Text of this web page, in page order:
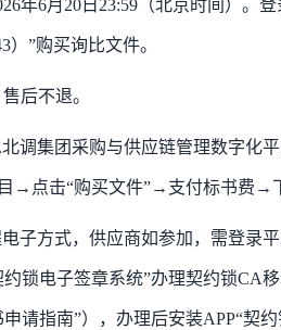
年6月 20 日 23:59（北京时间）。
） ”购买询比文件。
后不退。
调集团采购与供应链管理数字化平
→点击“购买文件”→支付标书费→
子方式，供应商如参加，需登录
锁电子签章系统”办理契约锁CA
请指南”），办理后安装APP“契